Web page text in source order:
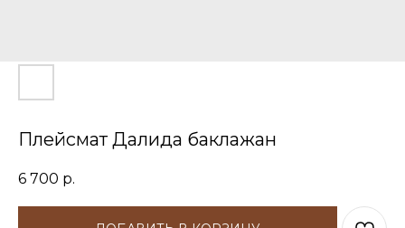
Плейсмат Далида баклажан
6 700 р.